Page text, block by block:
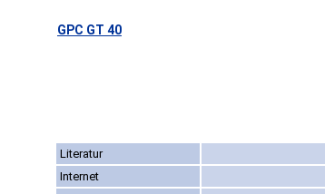
GPC GT 40
Literatur
Internet